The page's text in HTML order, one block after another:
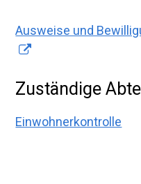
Ausweise und
Zuständige
Einwohnerkontrolle